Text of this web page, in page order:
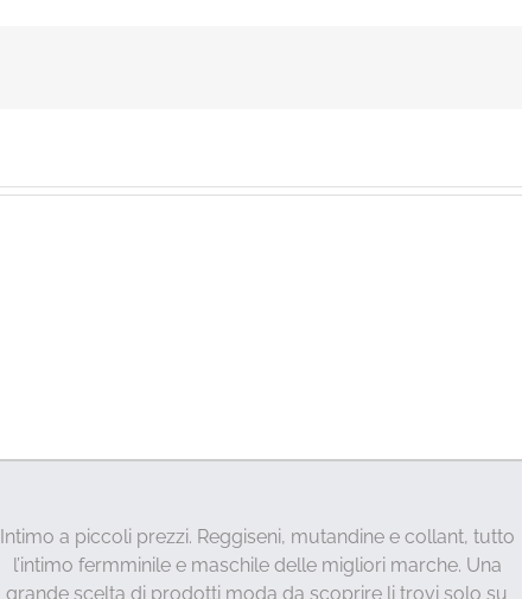
Intimo a piccoli prezzi. Reggiseni, mutandine e collant, tutto
l’intimo fermminile e maschile delle migliori marche. Una
grande scelta di prodotti moda da scoprire li trovi solo su